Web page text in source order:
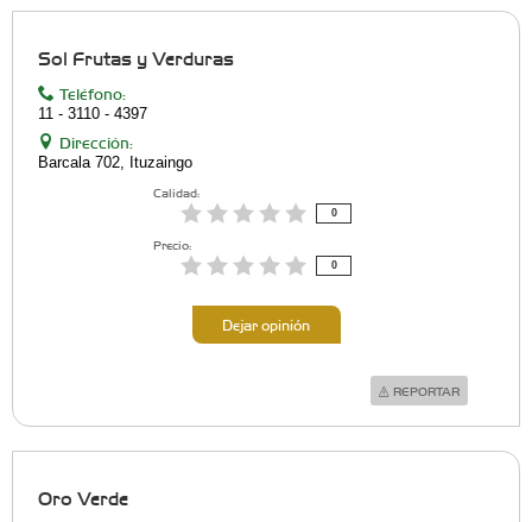
Sol Frutas y Verduras
Teléfono:
11 - 3110 - 4397
Dirección:
Barcala 702, Ituzaingo
Calidad:
0
Precio:
0
Dejar opinión
REPORTAR
Oro Verde